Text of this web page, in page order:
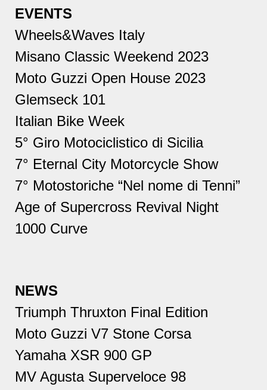
EVENTS
Wheels&Waves Italy
Misano Classic Weekend 2023
Moto Guzzi Open House 2023
Glemseck 101
Italian Bike Week
5° Giro Motociclistico di Sicilia
7° Eternal City Motorcycle Show
7° Motostoriche “Nel nome di Tenni”
Age of Supercross Revival Night
1000 Curve
NEWS
Triumph Thruxton Final Edition
Moto Guzzi V7 Stone Corsa
Yamaha XSR 900 GP
MV Agusta Superveloce 98